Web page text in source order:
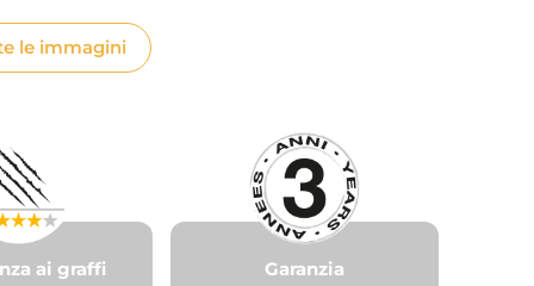
le immagini
ai graffi Garanzia